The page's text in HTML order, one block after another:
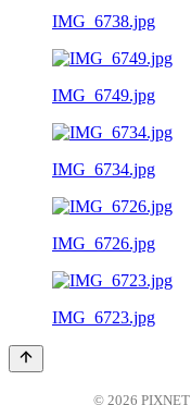
IMG_6738.jpg
IMG_6749.jpg
IMG_6734.jpg
IMG_6726.jpg
IMG_6723.jpg
© 2026 PIXNET